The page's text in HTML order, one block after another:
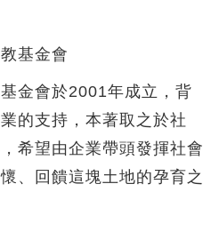
基金會
金會於2001年成立，背
的支持，本著取之於社
希望由企業帶頭發揮社會
、回饋這塊土地的孕育之